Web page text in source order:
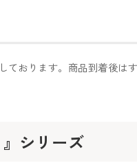
ております。商品到着後は
シリーズ